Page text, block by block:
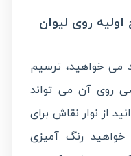
روی لیوان
می خواهید، ترسیم
روی آن می تواند
از نوار نقاش برای
رنگ آمیزی